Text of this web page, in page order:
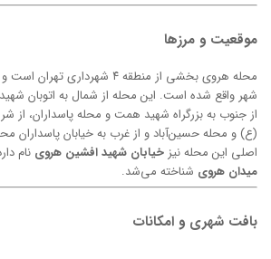
موقعیت و مرزها
محله هروی بخشی از منطقه ۴
شهر واقع شده است. این محله از شمال به اتوبان شهید
از جنوب به بزرگراه شهید همت و محله پاسداران، از
(ع) و محله حسین‌آباد و از غرب به خیابان پاسداران
اصلی این محله نیز خیابان شهید افشین هروی نام
میدان هروی شناخته می‌شد.
بافت شهری و امکانات